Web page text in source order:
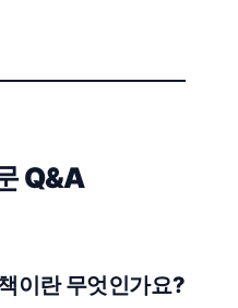
Q&A
이란 무엇인가요?